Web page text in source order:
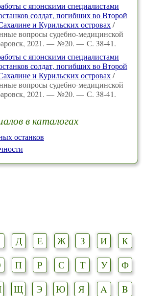
с японскими специалистами
солдат, погибших во Второй
и Курильских островах/
вопросы судебно-медицинской
2021. — №20. — С. 38-41.
с японскими специалистами
солдат, погибших во Второй
и Курильских островах/
вопросы судебно-медицинской
2021. — №20. — С. 38-41.
в каталогах
останков
Д Е Ж З И
К
П Р С Т У
Ф
Щ Э Ю Я A
B